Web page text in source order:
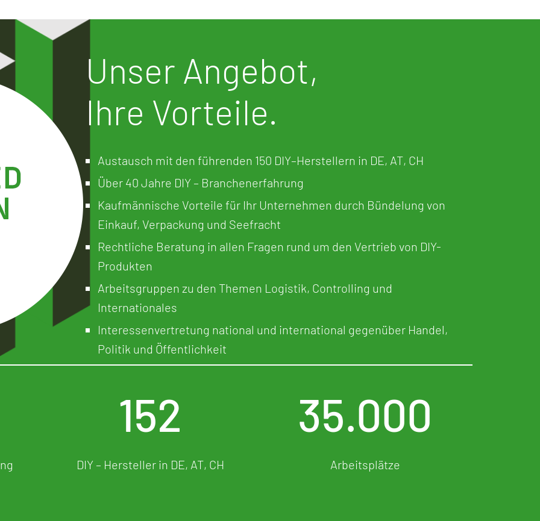
Unser Angebot,
Ihre Vorteile.
Austausch mit den führenden 150 DIY–Herstellern in DE, AT, CH
Über 40 Jahre DIY – Branchenerfahrung
Kaufmännische Vorteile für Ihr Unternehmen durch Bündelung von
Einkauf, Verpackung und Seefracht
Rechtliche Beratung in allen Fragen rund um den Vertrieb von DIY-
Produkten
Arbeitsgruppen zu den Themen Logistik, Controlling und
Internationales
Interessenvertretung national und international gegenüber Handel,
Politik und Öffentlichkeit
152
DIY – Hersteller in DE, AT, CH
35.000
Arbeitsplätze